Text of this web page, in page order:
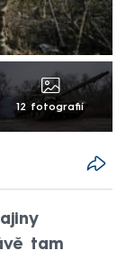
12 fotografií
tam